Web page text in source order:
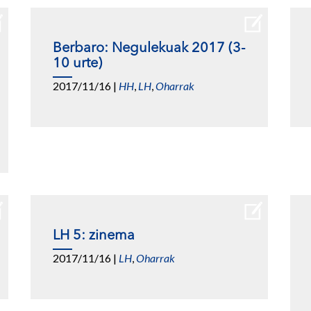
Berbaro: Negulekuak 2017 (3-
10 urte)
2017/11/16 | HH, LH,Oharrak
LH 5: zinema
2017/11/16 | LH,Oharrak